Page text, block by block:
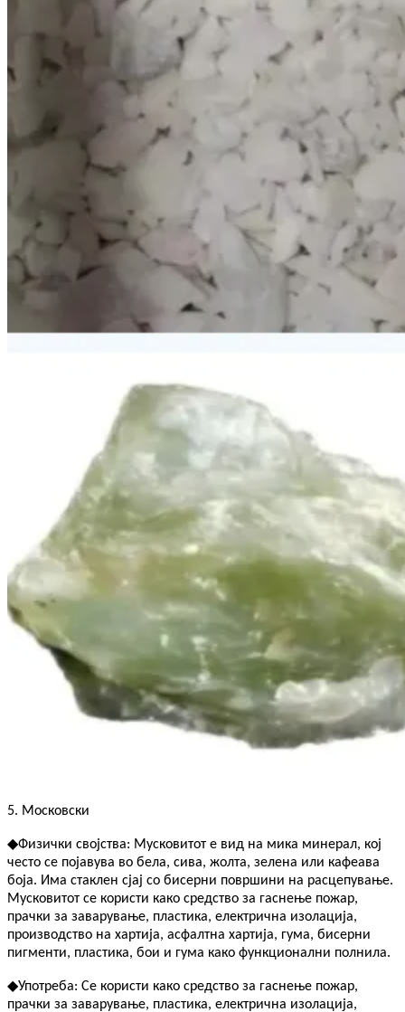
5. Московски
◆Физички својства: Мусковитот е вид на мика минерал, кој
често се појавува во бела, сива, жолта, зелена или кафеава
боја. Има стаклен сјај со бисерни површини на расцепување.
Мусковитот се користи како средство за гаснење пожар,
прачки за заварување, пластика, електрична изолација,
производство на хартија, асфалтна хартија, гума, бисерни
пигменти, пластика, бои и гума како функционални полнила.
◆Употреба: Се користи како средство за гаснење пожар,
прачки за заварување, пластика, електрична изолација,